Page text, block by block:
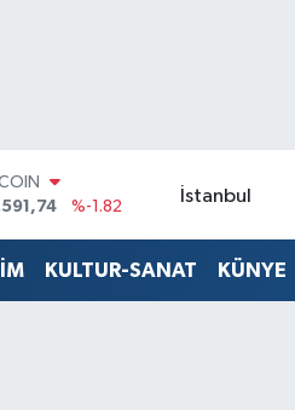
%-1.82
%0.19
İstanbul
KULTUR-SANAT KÜNYE